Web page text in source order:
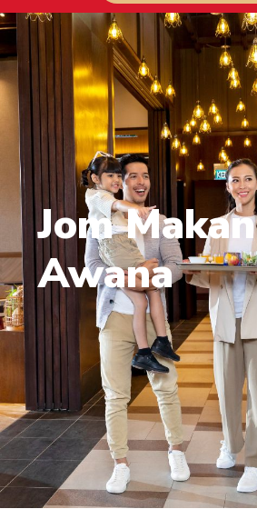
Jom Makan
Awana